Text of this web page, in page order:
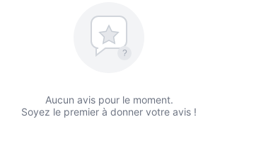
?
Aucun avis pour le moment.
Soyez le premier à donner votre avis !